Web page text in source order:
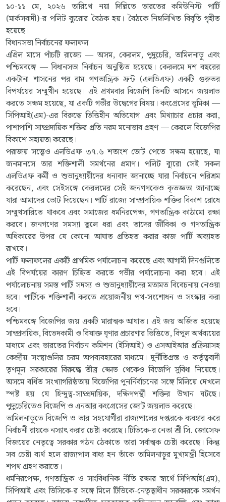
১০-১১ মে, ২০২৬ তারিখে নয়া দিল্লিতে ভারতের কমিউনিস্ট পার্টি
(মার্কসবাদী)-র পলিট ব্যুরোর বৈঠক হয়। বৈঠকে নিম্নলিখিত বিবৃতি গৃহীত
হয়েছে।
বিধানসভা নির্বাচনের ফলাফল
এপ্রিল মাসে পাঁচটি রাজ্যে — অসম, কেরলম, পুদুচেরি, তামিলনাড়ু এবং
পশ্চিমবঙ্গে — বিধানসভা নির্বাচন অনুষ্ঠিত হয়েছে। কেরলমে দশ বছরের
একটানা শাসনের পর বাম গণতান্ত্রিক ফ্রন্ট (এলডিএফ) একটি গুরুতর
বিপর্যয়ের সম্মুখীন হয়েছে। এই প্রথমবার বিজেপি তিনটি আসনে জয়লাভ
করতে সক্ষম হয়েছে, যা একটি গভীর উদ্বেগের বিষয়। কংগ্রেসের ভূমিকা —
সিপিআই(এম)-এর বিরুদ্ধে ভিত্তিহীন অভিযোগ এবং মিথ্যাচার প্রচার করা,
পাশাপাশি সাম্প্রদায়িক শক্তির প্রতি নরম মনোভাব গ্রহণ — কেরলে বিজেপির
বিকাশে সহায়তা করেছে।
পরাজয় সত্ত্বেও এলডিএফ ৩৭.৬ শতাংশ ভোট পেতে সক্ষম হয়েছে, যা
জনমানসে তার শক্তিশালী সমর্থনের প্রমাণ। পলিট ব্যুরো সেই সকল
এলডিএফ কর্মী ও শুভানুধ্যায়ীদের ধন্যবাদ জানাচ্ছে যারা নির্বাচনে পরিশ্রম
করেছেন, এবং সেইসঙ্গে কেরলমের সেই জনগণকেও কৃতজ্ঞতা জানাচ্ছে
যারা আমাদের ভোট দিয়েছেন। পার্টি রাজ্যে সাম্প্রদায়িক শক্তির বিকাশ রোধে
সম্মুখসারিতে থাকবে এবং সমাজের ধর্মনিরপেক্ষ, গণতান্ত্রিক কাঠামো রক্ষা
করবে। জনগণের সমস্যা তুলে ধরা এবং তাদের জীবিকা ও গণতান্ত্রিক
অধিকারের উপর যে কোনো আঘাত প্রতিহত করার কাজ পার্টি অব্যাহত
রাখবে।
পার্টি ফলাফলের একটি প্রাথমিক পর্যালোচনা করেছে এবং আগামী দিনগুলিতে
এই বিপর্যয়ের কারণ চিহ্নিত করতে গভীর পর্যালোচনা করা হবে। এই
পর্যালোচনায় সমস্ত পার্টি সদস্য ও শুভানুধ্যায়ীদের মতামত বিবেচনায় নেওয়া
হবে। পার্টিকে শক্তিশালী করতে প্রয়োজনীয় পথ-সংশোধন ও সংস্কার করা
হবে।
পশ্চিমবঙ্গে বিজেপির জয় একটি মারাত্মক আঘাত। এই জয় অর্জিত হয়েছে
সাম্প্রদায়িক, বিভেদকামী ও বিষাক্ত ঘৃণার প্রচারণার ভিত্তিতে, বিপুল অর্থব্যয়ের
মাধ্যমে এবং ভারতের নির্বাচন কমিশন (ইসিআই) ও এসআইআর প্রক্রিয়াসহ
কেন্দ্রীয় সংস্থাগুলিরচরম অপব্যবহারেরমাধ্যমে। দুর্নীতিগ্রস্ত ও কর্তৃত্ববাদী
তৃণমূল সরকারের বিরুদ্ধে তীব্র ক্ষোভ থেকেও বিজেপি সুবিধা নিয়েছে।
অসমে বর্ধিত সংখ্যাগরিষ্ঠতায় বিজেপির পুনর্নির্বাচনের সঙ্গে মিলিয়ে দেখলে
স্পষ্ট হয় যে হিন্দুত্ব-সাম্প্রদায়িক, দক্ষিণপন্থী শক্তির উত্থান ঘটছে।
পুদুচেরিতেও বিজেপি ও এনআর কংগ্রেসের জোট জয়লাভ করেছে।
তামিলনাড়ুতে বিজেপি ও তার সহযোগীরা রাজ্যপালের দপ্তরকে ব্যবহার করে
নির্বাচনী রায়কে নস্যাৎ করার চেষ্টা করেছে। টিভিকে-র নেতা শ্রী সি. জোসেফ
বিজয়ের নেতৃত্বে সরকার গঠন ঠেকাতে তারা সর্বাত্মক চেষ্টা করেছে। কিন্তু
সব চেষ্টা ব্যর্থ হলে রাজ্যপাল বাধ্য হন তাঁকে তামিলনাড়ুর মুখ্যমন্ত্রী হিসেবে
শপথ গ্রহণ করাতে।
ধর্মনিরপেক্ষ, গণতান্ত্রিক ও সাংবিধানিক নীতি রক্ষার স্বার্থে সিপিআই(এম),
সিপিআই এবং ভিসিকে-র সঙ্গে মিলে টিভিকে-নেতৃত্বাধীন সরকারকে সমর্থন